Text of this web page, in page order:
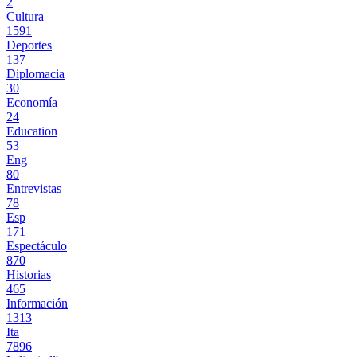
Cultura
1591
Deportes
137
Diplomacia
30
Economía
24
Education
53
Eng
80
Entrevistas
78
Esp
171
Espectáculo
870
Historias
465
Información
1313
Ita
7896